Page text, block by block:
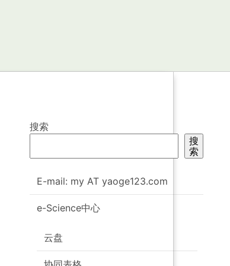
搜索
搜
索
E-mail: my AT yaoge123.com
e-Science中心
云盘